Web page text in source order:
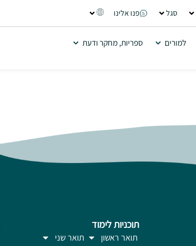
סגל פנו אלינו
למורים ספריות, מחקר ודעת
תוכניות לימוד
תואר ראשון
תואר שני